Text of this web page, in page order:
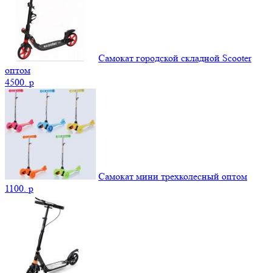
Самокат городской складной Scooter
оптом
4500. p
Самокат мини трехколесный оптом
1100. p